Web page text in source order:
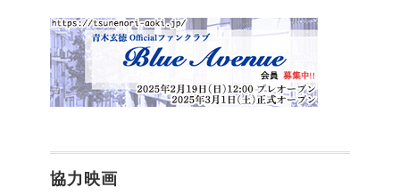
協力映画